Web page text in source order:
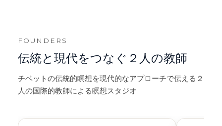
FOUNDERS
伝統と現代をつなぐ２人の教師
チベットの伝統的瞑想を現代的なアプローチで伝える２
人の国際的教師による瞑想スタジオ